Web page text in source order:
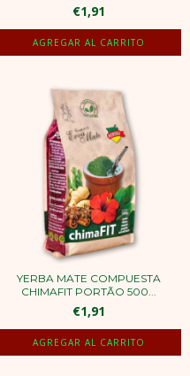
€1,91
YERBA MATE COMPUESTA
CHIMAFIT PORTÃO 500...
€1,91